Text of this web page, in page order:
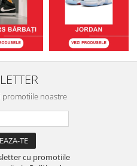
promotiile noastre
cu promotiile